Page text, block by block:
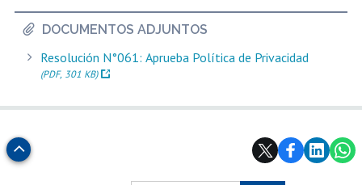
DOCUMENTOS ADJUNTOS
Resolución N°061: Aprueba Política de Privacidad
(PDF, 301 KB)
Subir